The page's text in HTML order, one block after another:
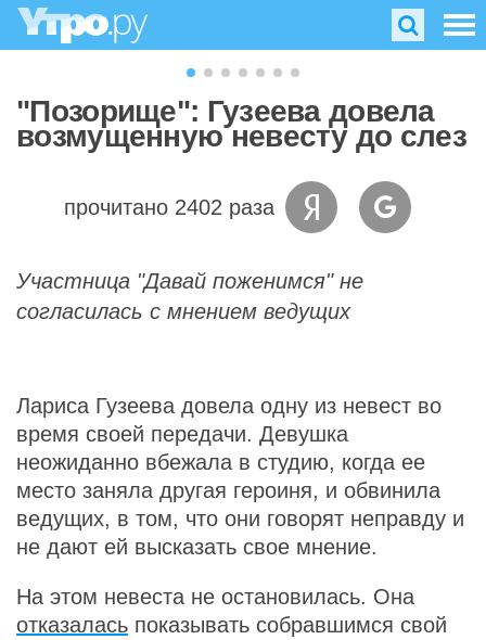
"Позорище": Гузеева довела
возмущенную невесту до слез
прочитано 2402 раза
Участница "Давай поженимся" не
согласилась с мнением ведущих
Лариса Гузеева довела одну из невест во
время своей передачи. Девушка
неожиданно вбежала в студию, когда ее
место заняла другая героиня, и обвинила
ведущих, в том, что они говорят неправду и
не дают ей высказать свое мнение.
На этом невеста не остановилась. Она
отказалась показывать собравшимся свой